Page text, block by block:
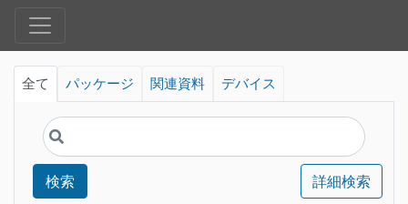
全て パッケージ 関連資料 デバイス
検索 詳細検索